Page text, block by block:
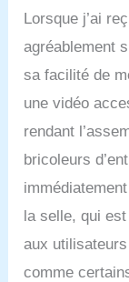
Lorsque j’ai
agréablement
sa facilité de
une vidéo
rendant
bricoleurs
la selle, qui est
aux
comme